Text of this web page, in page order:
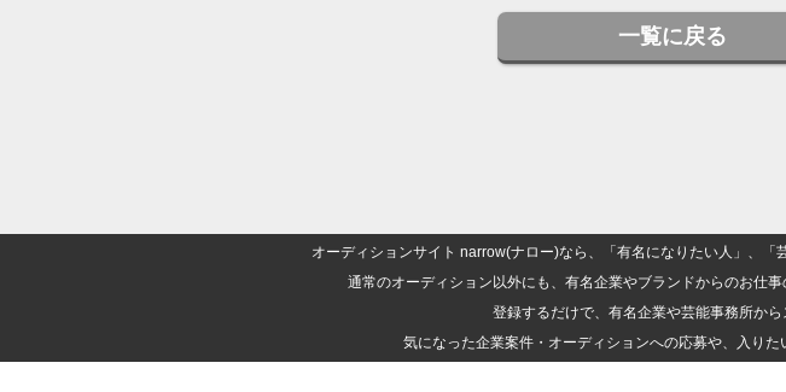
一覧に戻る
オーディションサイト narrow(ナロー)なら、「有名になりたい人」、「
通常のオーディション以外にも、有名企業やブランドからのお仕
登録するだけで、有名企業や芸能事務所か
気になった企業案件・オーディションへの応募や、入り